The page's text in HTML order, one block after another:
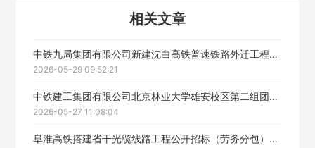
相关文章
中铁九局集团有限公司新建沈白高铁普速铁路外迁工程人行步道板与硬化面工程劳务分包中标候选人公示
2026-05-29 09:52:21
中铁建工集团有限公司北京林业大学雄安校区第二组团项目(一标段)施工总承包通风空调及防排烟劳务分包工程中标候选人公示
2026-05-27 11:08:04
阜淮高铁搭建省干光缆线路工程公开招标（劳务分包）中标候选人公示（二次）